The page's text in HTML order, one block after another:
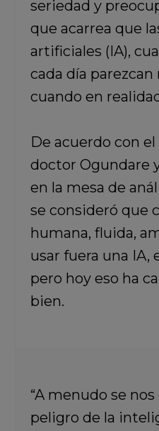
seriedad y
que acarrea que
artificiales (IA),
cada día
cuando en
De acuerdo con
doctor Ogundare
en la mesa de
se consideró que
humana, fluida,
usar fuera una IA,
pero hoy eso ha
bien.
“A menudo se
peligro de la